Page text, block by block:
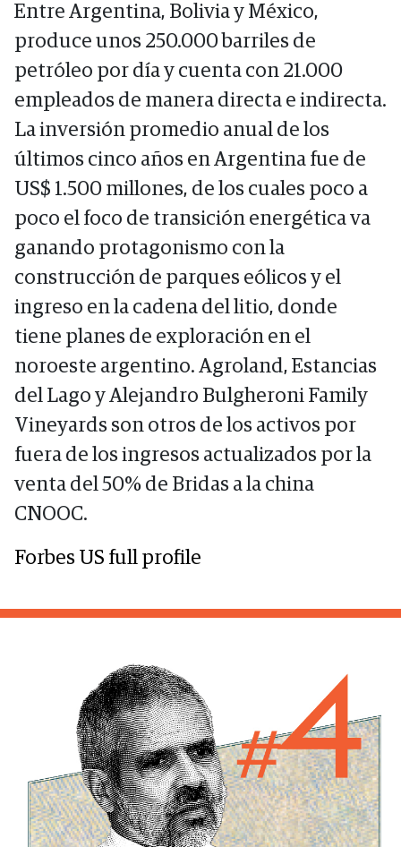
Entre Argentina, Bolivia y México,
produce unos 250.000 barriles de
petróleo por día y cuenta con 21.000
empleados de manera directa e indirecta.
La inversión promedio anual de los
últimos cinco años en Argentina fue de
US$ 1.500 millones, de los cuales poco a
poco el foco de transición energética va
ganando protagonismo con la
construcción de parques eólicos y el
ingreso en la cadena del litio, donde
tiene planes de exploración en el
noroeste argentino. Agroland, Estancias
del Lago y Alejandro Bulgheroni Family
Vineyards son otros de los activos por
fuera de los ingresos actualizados por la
venta del 50% de Bridas a la china
CNOOC.
Forbes US full profile